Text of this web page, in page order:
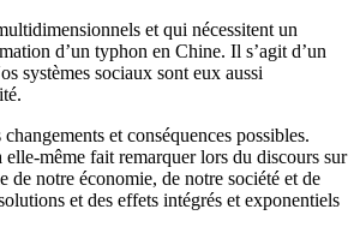
et qui nécessitent un
d’un typhon en Chine. Il s’agit d’un
systèmes sociaux sont eux aussi
et conséquences possibles.
même fait remarquer lors du discours sur
de notre économie, de notre société et de
et des effets intégrés et exponentiels